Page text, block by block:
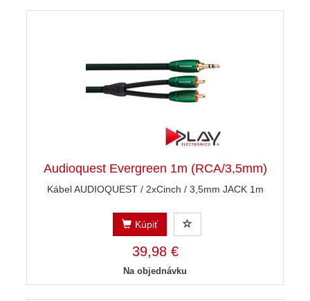
Audioquest Evergreen 1m (RCA/3,5mm)
Kábel AUDIOQUEST / 2xCinch / 3,5mm JACK 1m
Kúpiť
39,98 €
Na objednávku